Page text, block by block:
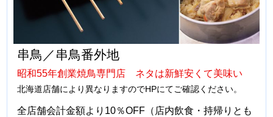
串鳥／串鳥番外地
昭和55年創業焼鳥専門店 ネタは新鮮安くて美味い
北海道店舗により異なりますのでHPにてご確認ください。
全店舗会計金額より10％OFF（店内飲食・持帰りとも